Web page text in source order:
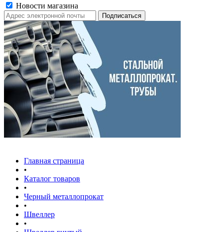
Новости магазина
Главная страница
•
Каталог товаров
•
Черный металлопрокат
•
Швеллер
•